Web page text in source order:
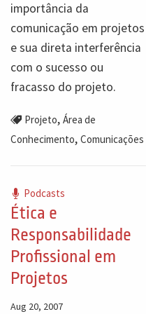
importância da
comunicação em projetos
e sua direta interferência
com o sucesso ou
fracasso do projeto.
Projeto, Área de
Conhecimento, Comunicações
Podcasts
Ética e
Responsabilidade
Profissional em
Projetos
Aug 20, 2007